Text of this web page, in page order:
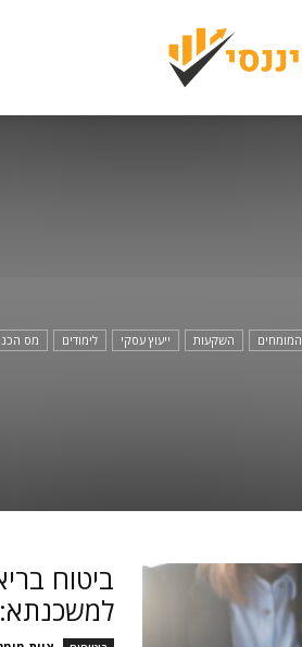
המומחים השקעות ייעוץ עסקי לימודים מס
ביטוח